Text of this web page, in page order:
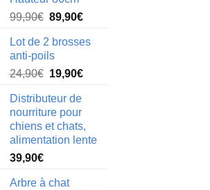
99,90€ Le
initial
était :
99,90€.
89,90€Le
actuel
89,90€.
Lot de 2 brosses
anti-poils
24,90€ Le
initial
était :
24,90€.
19,90€Le
19,90€.
Distributeur de
nourriture pour
chiens et chats,
alimentation lente
39,90€
Arbre à chat